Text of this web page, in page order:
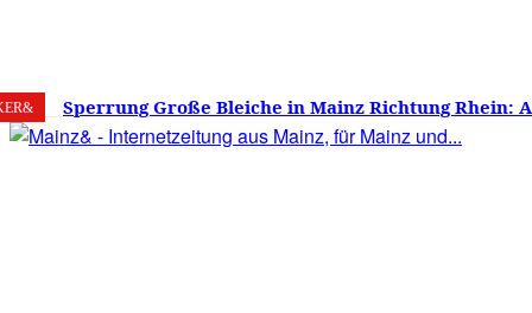
7. August 2026 24.8 Mainz
Sperrung Große Bleiche in Mainz Richtung Rhein:
verwirrt, Mainzer stinksauer – Haben die Mainzer